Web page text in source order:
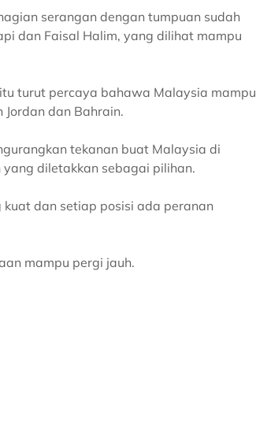
serangan dengan tumpuan sudah
dan Faisal Halim, yang dilihat mampu
turut percaya bahawa Malaysia mampu
dan Bahrain.
tekanan buat Malaysia di
diletakkan sebagai pilihan.
dan setiap posisi ada peranan
mampu pergi jauh.